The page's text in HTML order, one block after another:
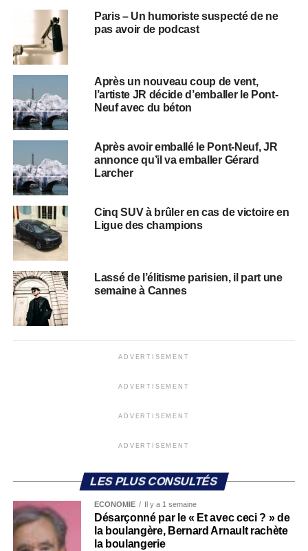
Paris – Un humoriste suspecté de ne
pas avoir de podcast
Après un nouveau coup de vent,
l’artiste JR décide d’emballer le Pont-
Neuf avec du béton
Après avoir emballé le Pont-Neuf, JR
annonce qu’il va emballer Gérard
Larcher
Cinq SUV à brûler en cas de victoire en
Ligue des champions
Lassé de l’élitisme parisien, il part une
semaine à Cannes
ADVERTISEMENT
ADVERTISEMENT
ADVERTISEMENT
ADVERTISEMENT
LES PLUS CONSULTÉS
ECONOMIE Il y a 1 semaine
Désarçonné par le « Et avec ceci ? » de
la boulangère, Bernard Arnault rachète
la boulangerie